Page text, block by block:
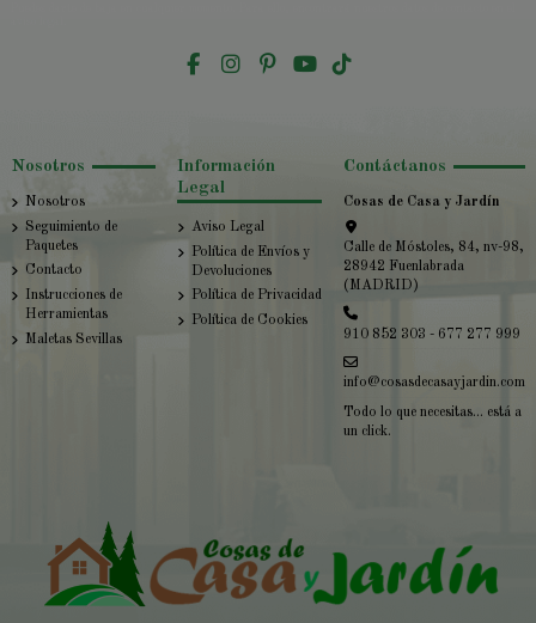
Nosotros
Nosotros
Seguimiento de
Paquetes
Contacto
Instrucciones de
Herramientas
Maletas Sevillas
Información
Legal
Aviso Legal
Política de Envíos y
Devoluciones
Política de Privacidad
Política de Cookies
Contáctanos
Cosas de Casa y Jardín
Calle de Móstoles, 84, nv-98,
28942 Fuenlabrada
(MADRID)
910 852 303 - 677 277 999
info@cosasdecasayjardin.com
Todo lo que necesitas... está a
un click.